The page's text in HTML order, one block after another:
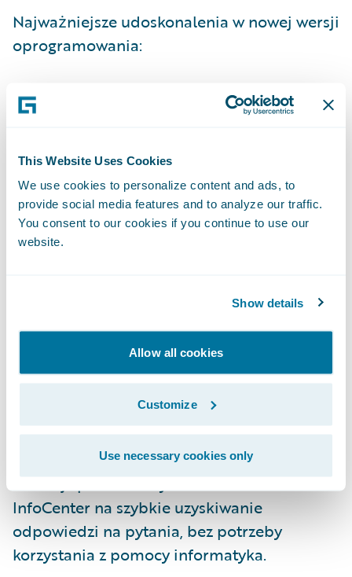
This Website Uses Cookies
We use cookies to personalize content and ads, to
provide social media features and to analyze our traffic.
You consent to our cookies if you continue to use our
website.
Show details
Allow all cookies
Customize
Use necessary cookies only
Najważniejsze udoskonalenia w nowej wersji
oprogramowania:
Moduł Guidewire DataHub™ 9.2, w
przypadku którego nie istnieje potrzeba
informacji, dzięki automatyzacji ETL
(Extract, Transform, Load) redukuje koszty
implementacji oraz procesu konfiguracji.
Wsparcie obsługi roszczeń oraz podniesienie
użytkownikom całościowy obraz procesu
zarządzania obsługą roszczeń i rzetelniejsze
oświadczenia o dochodach.
Moduł Guidewire InfoCenter™ 9.2 z
ulepszoną wersją programu IBM Cognos 11
zwiększa wydajność oraz zaangażowanie
użytkownika. Zaawansowany, ale przyjazny
interfejs pozwala użytkownikom modułu
InfoCenter na szybkie uzyskiwanie
odpowiedzi na pytania, bez potrzeby
korzystania z pomocy informatyka.